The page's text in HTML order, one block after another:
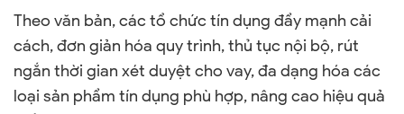
Theo văn bản, các tổ chức tín dụng đẩy mạnh cải
cách, đơn giản hóa quy trình, thủ tục nội bộ, rút
ngắn thời gian xét duyệt cho vay, đa dạng hóa các
loại sản phẩm tín dụng phù hợp, nâng cao hiệu quả